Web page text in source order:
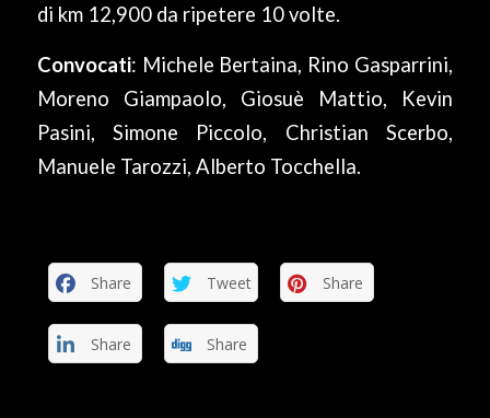
di km 12,900 da ripetere 10 volte.
Convocati: Michele Bertaina, Rino Gasparrini,
Moreno Giampaolo, Giosuè Mattio, Kevin
Pasini, Simone Piccolo, Christian Scerbo,
Manuele Tarozzi, Alberto Tocchella.
Share Tweet Share
Share Share